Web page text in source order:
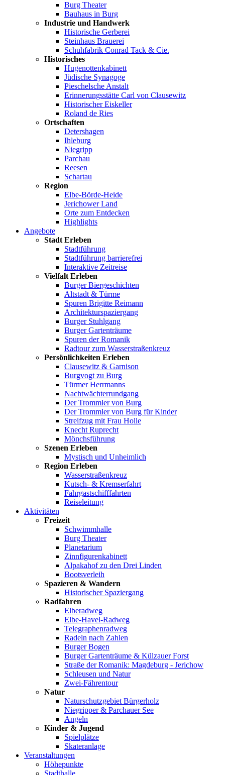
Burg Theater
Bauhaus in Burg
Industrie und Handwerk
Historische Gerberei
Steinhaus Brauerei
Schuhfabrik Conrad Tack & Cie.
Historisches
Hugenottenkabinett
Jüdische Synagoge
Pieschelsche Anstalt
Erinnerungsstätte Carl von Clausewitz
Historischer Eiskeller
Roland de Ries
Ortschaften
Detershagen
Ihleburg
Niegripp
Parchau
Reesen
Schartau
Region
Elbe-Börde-Heide
Jerichower Land
Orte zum Entdecken
Highlights
Angebote
Stadt Erleben
Stadtführung
Stadtführung barrierefrei
Interaktive Zeitreise
Vielfalt Erleben
Burger Biergeschichten
Altstadt & Türme
Spuren Brigitte Reimann
Architekturspaziergang
Burger Stuhlgang
Burger Gartenträume
Spuren der Romanik
Radtour zum Wasserstraßenkreuz
Persönlichkeiten Erleben
Clausewitz & Garnison
Burgvogt zu Burg
Türmer Herrmanns
Nachtwächterrundgang
Der Trommler von Burg
Der Trommler von Burg für Kinder
Streifzug mit Frau Holle
Knecht Ruprecht
Mönchsführung
Szenen Erleben
Mystisch und Unheimlich
Region Erleben
Wasserstraßenkreuz
Kutsch- & Kremserfahrt
Fahrgastschifffahrten
Reiseleitung
Aktivitäten
Freizeit
Schwimmhalle
Burg Theater
Planetarium
Zinnfigurenkabinett
Alpakahof zu den Drei Linden
Bootsverleih
Spazieren & Wandern
Historischer Spaziergang
Radfahren
Elberadweg
Elbe-Havel-Radweg
Telegraphenradweg
Radeln nach Zahlen
Burger Bogen
Burger Gartenträume & Külzauer Forst
Straße der Romanik: Magdeburg - Jerichow
Schleusen und Natur
Zwei-Fährentour
Natur
Naturschutzgebiet Bürgerholz
Niegripper & Parchauer See
Angeln
Kinder & Jugend
Spielplätze
Skateranlage
Veranstaltungen
Höhepunkte
Stadthalle